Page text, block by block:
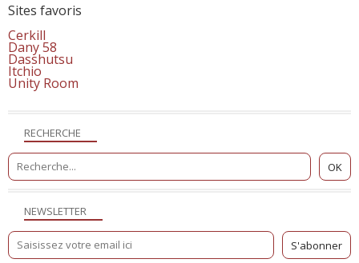
NEWSLETTER
RECHERCHE
Sites favoris
Cerkill
Dany 58
Dasshutsu
Itchio
Unity Room